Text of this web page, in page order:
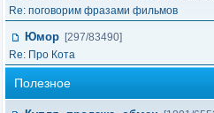
Re: поговорим фразами фильмов
Юмор [297/83490]
Re: Про Кота
Полезное